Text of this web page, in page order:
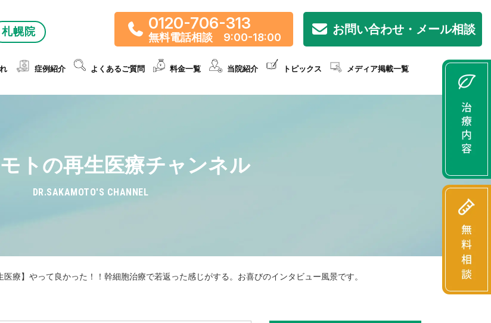
札幌院 0120-706-313
無料電話相談 9:00-18:00
お問い合わせ・メール相談
症例紹介 よくあるご質問 料金一覧 当院紹介 トピックス メディア掲載一覧
トの再生医療チャンネル
DR.SAKAMOTO'S CHANNEL
医療】やって良かった！！幹細胞治療で若返った感じがする。お喜びのインタビュー風景です。